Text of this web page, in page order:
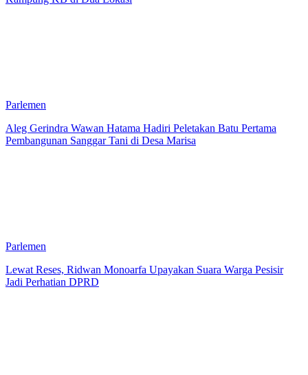
Parlemen
Aleg Gerindra Wawan Hatama Hadiri Peletakan Batu Pertama
Pembangunan Sanggar Tani di Desa Marisa
Parlemen
Lewat Reses, Ridwan Monoarfa Upayakan Suara Warga Pesisir
Jadi Perhatian DPRD